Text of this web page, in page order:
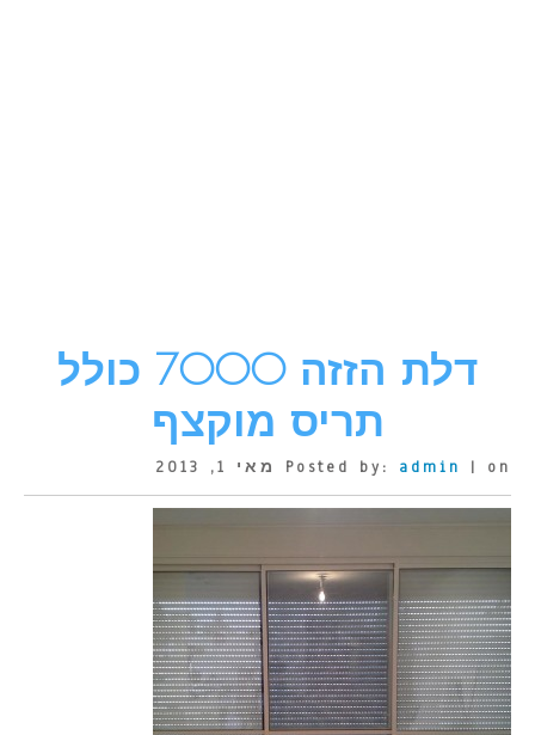
דלת הזזה 7000 כולל
תריס מוקצף
Posted by: admin | on מאי 1, 2013